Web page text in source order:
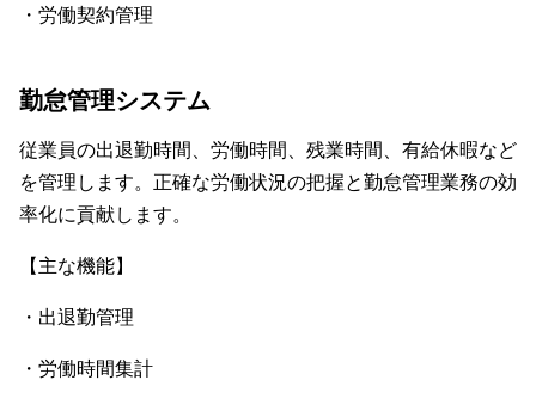
・労働契約管理
勤怠管理システム
従業員の出退勤時間、労働時間、残業時間、有給休暇など
を管理します。正確な労働状況の把握と勤怠管理業務の効
率化に貢献します。
【主な機能】
・出退勤管理
・労働時間集計